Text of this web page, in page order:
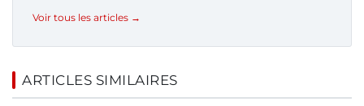
Voir tous les articles →
ARTICLES SIMILAIRES